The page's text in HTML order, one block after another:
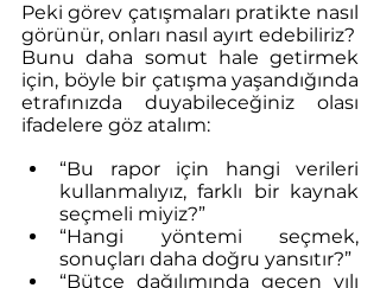
Peki görev çatışmaları pratikte nasıl
görünür, onları nasıl ayırt edebiliriz?
Bunu daha somut hale getirmek
için, böyle bir çatışma yaşandığında
etrafınızda duyabileceğiniz olası
ifadelere göz atalım:
“Bu rapor için hangi verileri
kullanmalıyız, farklı bir kaynak
seçmeli miyiz?”
“Hangi yöntemi seçmek,
sonuçları daha doğru yansıtır?”
“Bütçe dağılımında geçen yılı